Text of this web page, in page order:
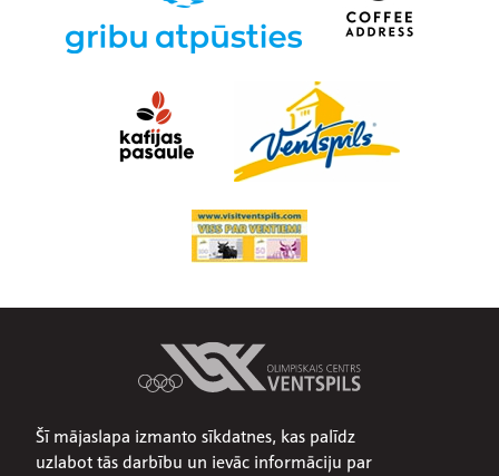
Šī mājaslapa izmanto sīkdatnes, kas palīdz
uzlabot tās darbību un ievāc informāciju par
Par mums